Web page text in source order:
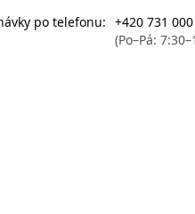
po telefonu: +420 731
(Po–Pá: